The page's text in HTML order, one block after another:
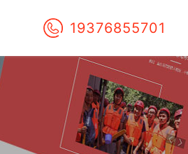
19376855701